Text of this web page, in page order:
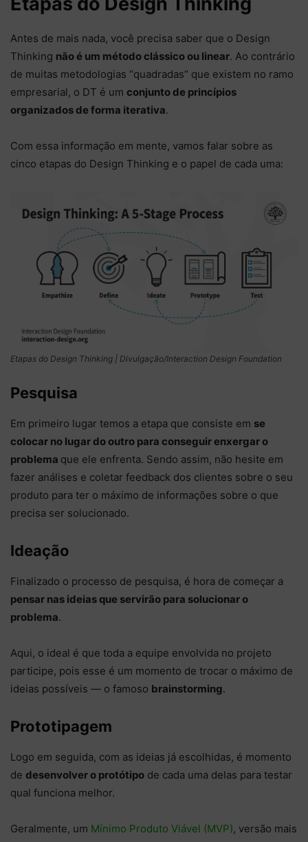
Antes de mais nada, você precisa saber que o Design
Thinking não é um método clássico ou linear. Ao contrário
de muitas metodologias “quadradas” que existem no ramo
empresarial, o DT é um conjunto de princípios
organizados de forma iterativa.
Com essa informação em mente, vamos falar sobre as
cinco etapas do Design Thinking e o papel de cada uma:
Etapas do Design Thinking | Divulgação/Interaction Design Foundation
Pesquisa
Em primeiro lugar temos a etapa que consiste em se
colocar no lugar do outro para conseguir enxergar o
problema que ele enfrenta. Sendo assim, não hesite em
fazer análises e coletar feedback dos clientes sobre o seu
produto para ter o máximo de informações sobre o que
precisa ser solucionado.
Ideação
Finalizado o processo de pesquisa, é hora de começar a
pensar nas ideias que servirão para solucionar o
problema.
Aqui, o ideal é que toda a equipe envolvida no projeto
participe, pois esse é um momento de trocar o máximo de
ideias possíveis — o famoso brainstorming.
Prototipagem
Logo em seguida, com as ideias já escolhidas, é momento
de desenvolver o protótipo de cada uma delas para testar
qual funciona melhor.
Geralmente, um Mínimo Produto Viável (MVP), versão mais